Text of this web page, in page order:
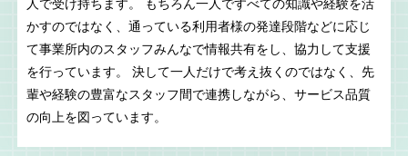
人で受け持ちます。 もちろん一人ですべての知識や経験を活
かすのではなく、通っている利用者様の発達段階などに応じ
て事業所内のスタッフみんなで情報共有をし、協力して支援
を行っています。 決して一人だけで考え抜くのではなく、先
輩や経験の豊富なスタッフ間で連携しながら、サービス品質
の向上を図っています。